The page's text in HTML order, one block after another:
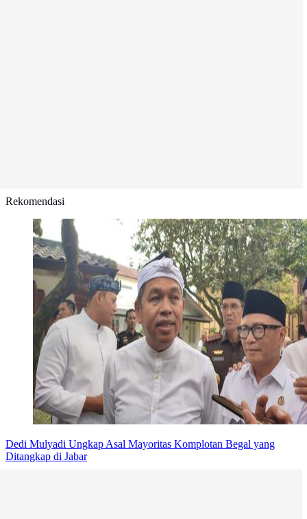
Rekomendasi
Dedi Mulyadi Ungkap Asal Mayoritas Komplotan Begal yang
Ditangkap di Jabar